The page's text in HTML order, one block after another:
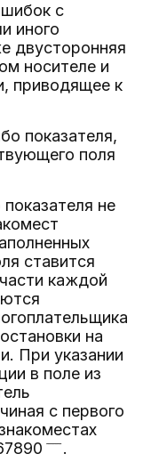
с
иного
двусторонняя
носителе и
приводящее к
показателя,
поля
не
ставится
каждой
на
При указании
в поле из
с первого
.